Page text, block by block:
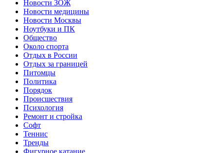
Новости ЗОЖ
Новости медицины
Новости Москвы
Ноутбуки и ПК
Общество
Около спорта
Отдых в России
Отдых за границей
Питомцы
Политика
Порядок
Происшествия
Психология
Ремонт и стройка
Софт
Теннис
Тренды
Фигурное катание